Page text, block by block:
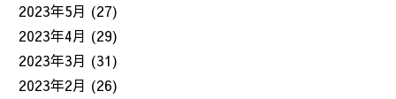
2023年5月 (27)
2023年4月 (29)
2023年3月 (31)
2023年2月 (26)